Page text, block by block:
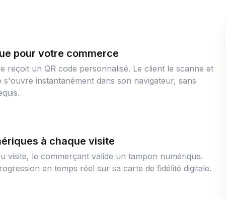
pour votre commerce
reçoit un QR code personnalisé. Le client le scanne et
s'ouvre instantanément dans son navigateur, sans
à chaque visite
visite, le commerçant valide un tampon numérique.
en temps réel sur sa carte de fidélité digitale.